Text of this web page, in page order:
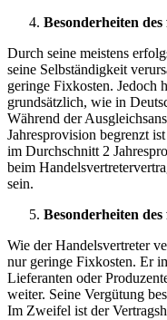
Besonderheiten
Durch seine meistens
seine Selbständigkeit
geringe Fixkosten. Jedoch
grundsätzlich, wie in
Während der
Jahresprovision begrenzt
im Durchschnitt 2
beim
sein.
Besonderheiten
Wie der Handelsvertreter
nur geringe Fixkosten. Er
Lieferanten oder
weiter. Seine Vergütung
Im Zweifel ist der